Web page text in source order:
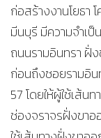
ก่อสร้างงานโยธา
มีนบุรี มีความจำเ
ถนนรามอินทรา ฝั่
ก่อนถึงซอยรามอิ
57 โดยให้ผู้ใช้เส้น
ช่องจราจรฝั่งขา